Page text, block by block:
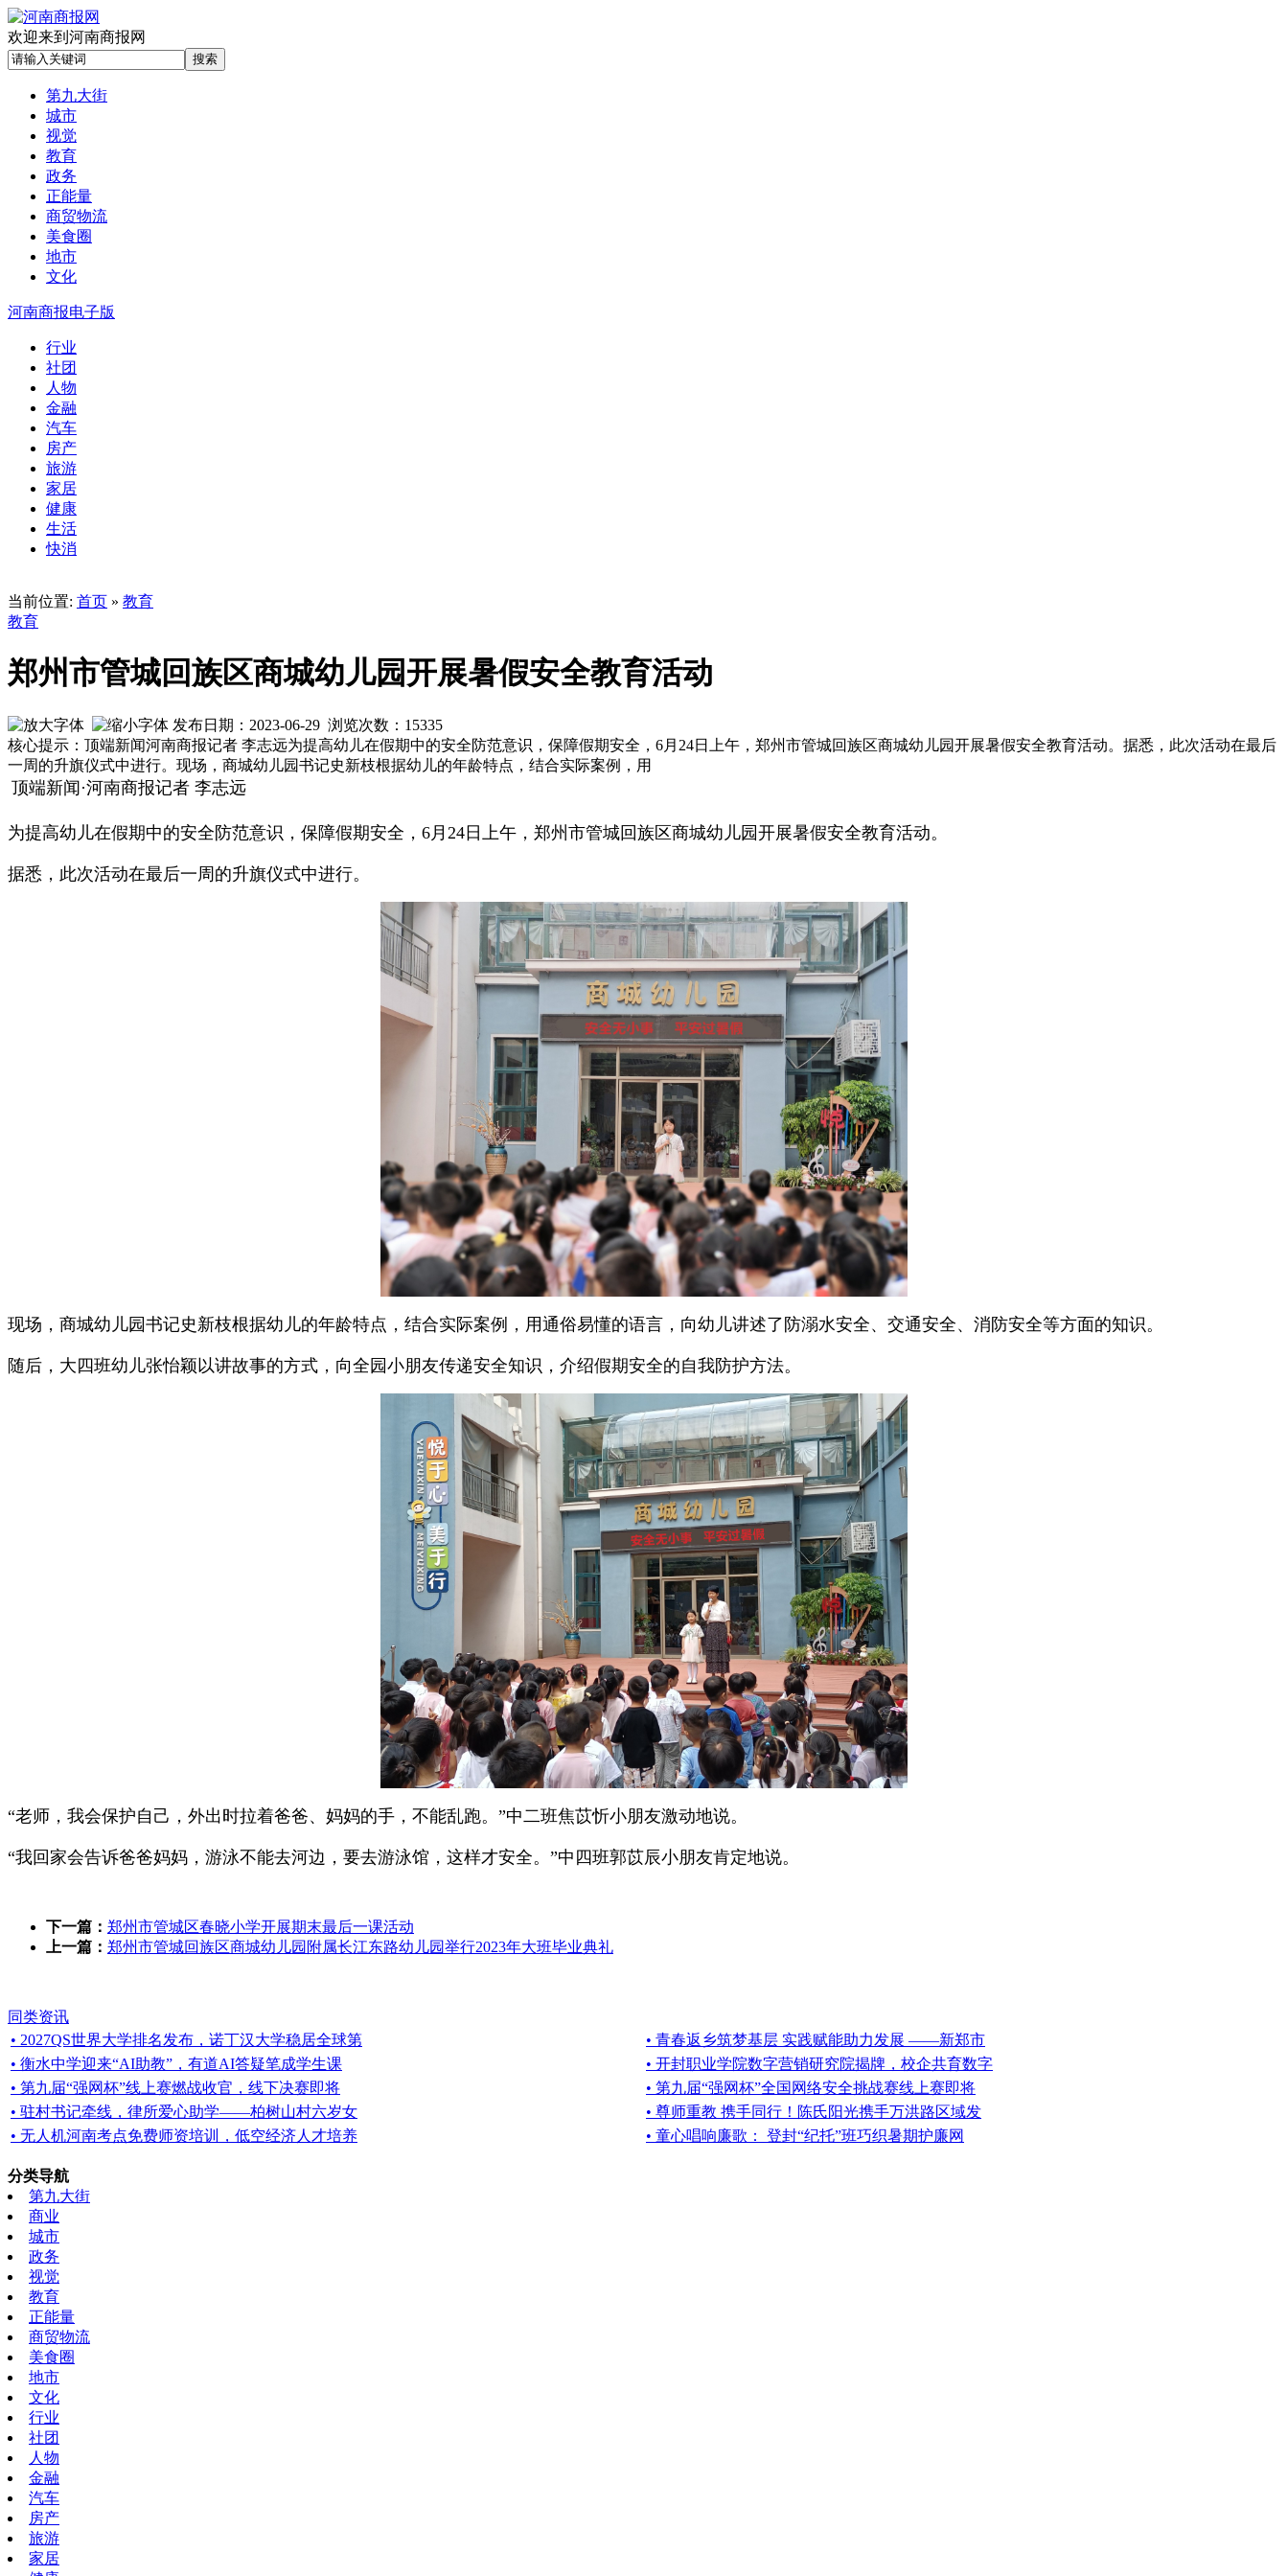
欢迎来到河南商报网
第九大街
城市
视觉
教育
政务
正能量
商贸物流
美食圈
地市
文化
河南商报电子版
行业
社团
人物
金融
汽车
房产
旅游
家居
健康
生活
快消
当前位置: 首页 » 教育
教育
郑州市管城回族区商城幼儿园开展暑假安全教育活动
发布日期：2023-06-29 浏览次数： 15335
核心提示：顶端新闻河南商报记者 李志远为提高幼儿在假期中的安全防范意识，保障假期安全，6月24日上午，郑州市管城回族区商城幼儿园开展暑假安全教育活动。据悉，此次活动在最后
一周的升旗仪式中进行。现场，商城幼儿园书记史新枝根据幼儿的年龄特点，结合实际案例，用
顶端新闻·河南商报记者 李志远
为提高幼儿在假期中的安全防范意识，保障假期安全，6月24日上午，郑州市管城回族区商城幼儿园开展暑假安全教育活动。
据悉，此次活动在最后一周的升旗仪式中进行。
现场，商城幼儿园书记史新枝根据幼儿的年龄特点，结合实际案例，用通俗易懂的语言，向幼儿讲述了防溺水安全、交通安全、消防安全等方面的知识。
随后，大四班幼儿张怡颖以讲故事的方式，向全园小朋友传递安全知识，介绍假期安全的自我防护方法。
“老师，我会保护自己，外出时拉着爸爸、妈妈的手，不能乱跑。”中二班焦苡忻小朋友激动地说。
“我回家会告诉爸爸妈妈，游泳不能去河边，要去游泳馆，这样才安全。”中四班郭苡辰小朋友肯定地说。
下一篇： 郑州市管城区春晓小学开展期末最后一课活动
上一篇： 郑州市管城回族区商城幼儿园附属长江东路幼儿园举行2023年大班毕业典礼
同类资讯
• 2027QS世界大学排名发布，诺丁汉大学稳居全球第
• 青春返乡筑梦基层 实践赋能助力发展 ——新郑市
• 衡水中学迎来“AI助教”，有道AI答疑笔成学生课
• 开封职业学院数字营销研究院揭牌，校企共育数字
• 第九届“强网杯”线上赛燃战收官，线下决赛即将
• 第九届“强网杯”全国网络安全挑战赛线上赛即将
• 驻村书记牵线，律所爱心助学——柏树山村六岁女
• 尊师重教 携手同行！陈氏阳光携手万洪路区域发
• 无人机河南考点免费师资培训，低空经济人才培养
• 童心唱响廉歌： 登封“纪托”班巧织暑期护廉网
分类导航
第九大街
商业
城市
政务
视觉
教育
正能量
商贸物流
美食圈
地市
文化
行业
社团
人物
金融
汽车
房产
旅游
家居